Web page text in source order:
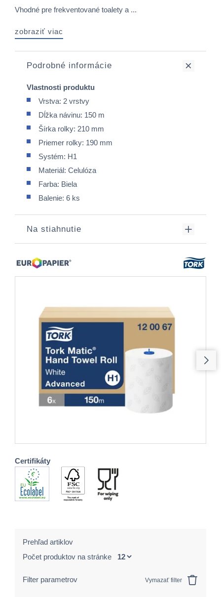
Vhodné pre frekventované toalety a ...
zobraziť viac
Podrobné informácie
Vlastnosti produktu
Vrstva: 2 vrstvy
Dĺžka návinu: 150 m
Šírka rolky: 210 mm
Priemer rolky: 190 mm
Systém: H1
Materiál: Celulóza
Farba: Biela
Balenie: 6 ks
Na stiahnutie
Certifikáty
Prehľad artiklov
Počet produktov na stránke
Filter parametrov Vymazať filter